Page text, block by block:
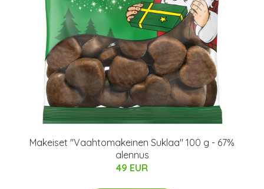
Makeiset "Vaahtomakeinen Suklaa" 100 g - 67%
alennus
49 EUR